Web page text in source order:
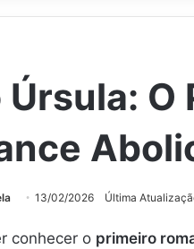
Úrsula: O
13/02/2026 Última
conhecer o primeiro